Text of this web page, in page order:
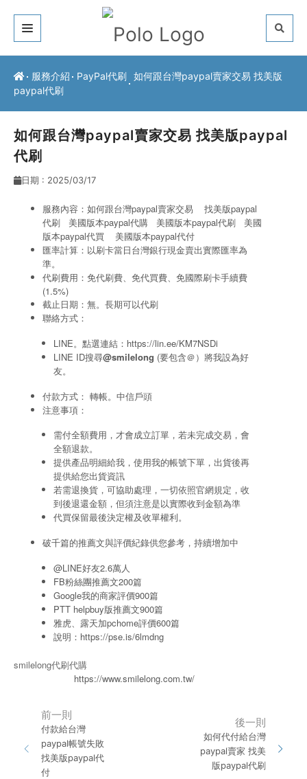
關於我們
服務介紹
常見問題
聯絡方式
服務介紹 PayPal代刷 如何跟台灣paypal賣家交易 找美版
paypal代刷
如何跟台灣paypal賣家交易 找美版paypal
代刷
日期 : 2025/03/17
服務內容：如何跟台灣paypal賣家交易 找美版paypal
代刷 美國版本paypal代購
美國版本paypal代刷
美國
版本paypal代買
美國版本paypal代付
匯率計算：以刷卡當日台灣銀行現金賣出實際匯率為
準。
代刷費用：免代刷費、免代買費、免國際刷卡手續費
(1.5%)
截止日期：無。長期可以代刷
聯絡方式：
LINE。點選連結： https://lin.ee/KM7NSDi
LINE ID搜尋@smilelong (要包含＠）將我設為好
友。
付款方式： 轉帳。中信戶頭
注意事項：
需付全額費用，才會成立訂單，若未完成交易，會
全額退款。
提供產品明細給我，使用我的帳號下單，出貨後再
提供給您出貨資訊
若需退換貨，可協助處理，一切依照官網規定，收
到後退還金額，但須注意是以實際收到金額為準
代買保留最後決定權及收單權利。
破千篇的推薦文與評價紀錄供您參考，持續增加中
@LINE好友2.6萬人
FB粉絲團推薦文200篇
Google我的商家評價900篇
PTT helpbuy版推薦文900篇
雅虎、露天加pchome評價600篇
說明： https://pse.is/6lmdng
smilelong代刷代購
https://www.smilelong.com.tw/
前一則
付款給台灣
paypal帳號失敗
找美版paypal代
付
後一則
如何代付給台灣
paypal賣家 找美
版paypal代刷